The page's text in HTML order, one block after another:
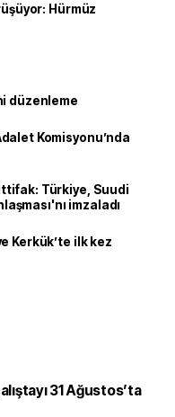
Hürmüz
düzenleme
Komisyonu’nda
Türkiye, Suudi
imzaladı
Kerkük’te ilk kez
31 Ağustos’ta